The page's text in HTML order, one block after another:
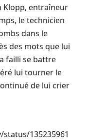
Klopp, entraîneur
le technicien
dans le
des mots que lui
failli se battre
lui tourner le
de lui crier
135235961